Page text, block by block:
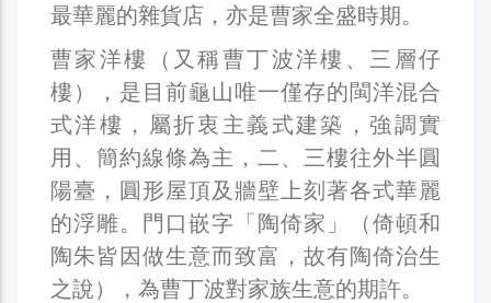
最華麗的雜貨店，亦是曹家全盛時期。
曹家洋樓（又稱曹丁波洋樓、三層仔
樓），是目前龜山唯一僅存的閩洋混合
式洋樓，屬折衷主義式建築，強調實
用、簡約線條為主，二、三樓往外半圓
陽臺，圓形屋頂及牆壁上刻著各式華麗
的浮雕。門口嵌字「陶倚家」（倚頓和
陶朱皆因做生意而致富，故有陶倚治生
之說），為曹丁波對家族生意的期許。